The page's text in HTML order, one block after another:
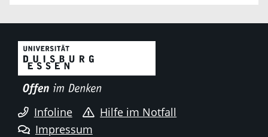
Infoline
Hilfe im Notfall
Impressum